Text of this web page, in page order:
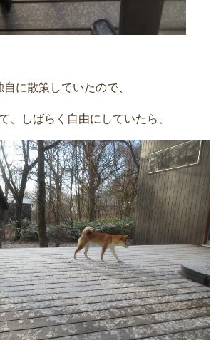
自に散策していたので、
、しばらく自由にしていたら、